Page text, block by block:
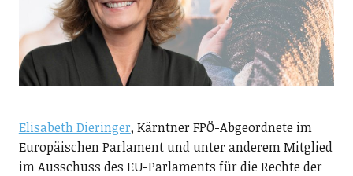
Elisabeth Dieringer, Kärntner FPÖ-Abgeordnete im
Europäischen Parlament und unter anderem Mitglied
im Ausschuss des EU-Parlaments für die Rechte der